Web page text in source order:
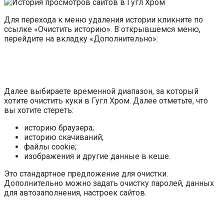
Для перехода к меню удаления истории кликните по
ссылке «Очистить историю». В открывшемся меню,
перейдите на вкладку «Дополнительно»:
Далее выбираете временной диапазон, за который
хотите очистить куки в Гугл Хром. Далее отметьте, что
вы хотите стереть:
историю браузера;
историю скачиваний;
файлы cookie;
изображения и другие данные в кеше.
Это стандартное предложение для очистки.
Дополнительно можно задать очистку паролей, данных
для автозаполнения, настроек сайтов.